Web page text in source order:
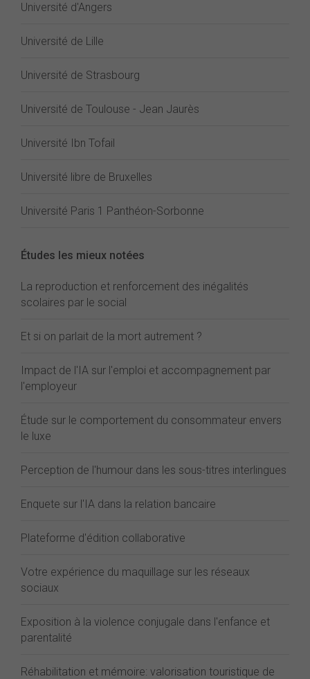
Université d'Angers
Université de Lille
Université de Strasbourg
Université de Toulouse - Jean Jaurès
Université Ibn Tofail
Université libre de Bruxelles
Université Paris 1 Panthéon-Sorbonne
Études les mieux notées
La reproduction et renforcement des inégalités
scolaires par le social
Et si on parlait de la mort autrement ?
Impact de l'IA sur l'emploi et accompagnement par
l'employeur
Étude sur le comportement du consommateur envers
le luxe
Perception de l'humour dans les sous-titres interlingues
Enquete sur l'IA dans la relation bancaire
Plateforme d'édition collaborative
Votre expérience du maquillage sur les réseaux
sociaux
Exposition à la violence conjugale dans l'enfance et
parentalité
Réhabilitation et mémoire: valorisation touristique de